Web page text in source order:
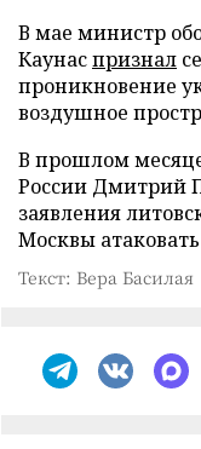
В мае министр
Каунаспризнал
проникновение
воздушное
В прошлом
России Дмитрий
заявления
Москвы
Текст: Вера Басилая